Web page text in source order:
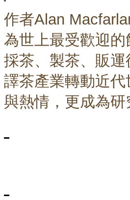
作者Alan
為世上最受歡迎
採茶、製茶、販
譯茶產業轉動近
與熱情，更成為